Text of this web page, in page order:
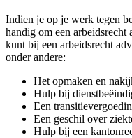
Indien je op je werk tegen
handig om een
kunt bij een arbeidsrecht
onder andere:
Het opmaken en
Hulp bij
Een
Een geschil over
Hulp bij een